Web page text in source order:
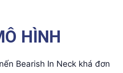
HÌNH
Bearish In Neck khá đơn